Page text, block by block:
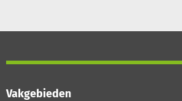
Vakgebieden